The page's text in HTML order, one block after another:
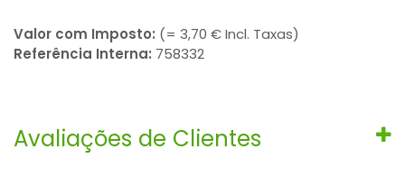
Valor com Imposto: (= 3,70 € Incl. Taxas)
Referência Interna: 758332
Avaliações de Clientes